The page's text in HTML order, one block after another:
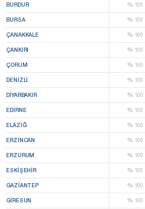
BURDUR %100
BURSA %100
ÇANAKKALE %100
ÇANKIRI %100
ÇORUM %100
DENIZLI %100
DIYARBAKIR %100
EDIRNE %100
ELAZIĞ %100
ERZINCAN %100
ERZURUM %100
ESKIŞEHIR %100
GAZIANTEP %100
GIRESUN %100